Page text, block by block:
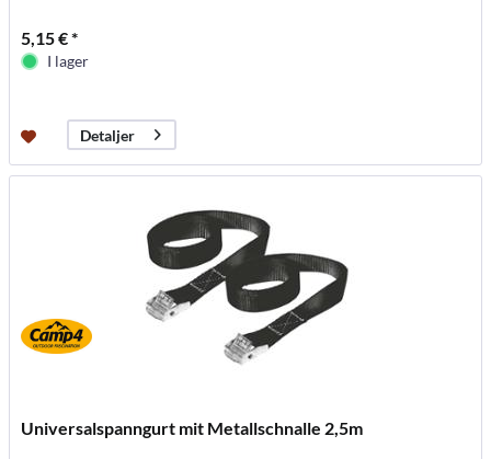
5,15 € *
I lager
Detaljer
Universalspanngurt mit Metallschnalle 2,5m